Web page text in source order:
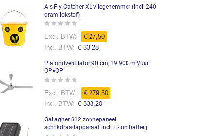
A.s Fly Catcher XL vliegenemmer (incl. 240
gram lokstof)
Rating:
€ 27,50
€ 33,28
Plafondventilator 90 cm, 19.900 m³/uur
OP=OP
Rating:
€ 279,50
€ 338,20
Gallagher S12 zonnepaneel
schrikdraadapparaat incl. Li-ion batterij